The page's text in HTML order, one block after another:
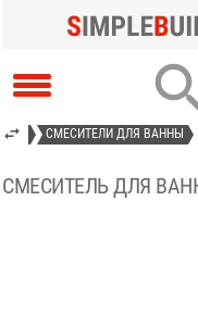
СМЕСИТЕЛИ ДЛЯ ВАННЫ
СМЕСИТЕЛЬ ДЛЯ